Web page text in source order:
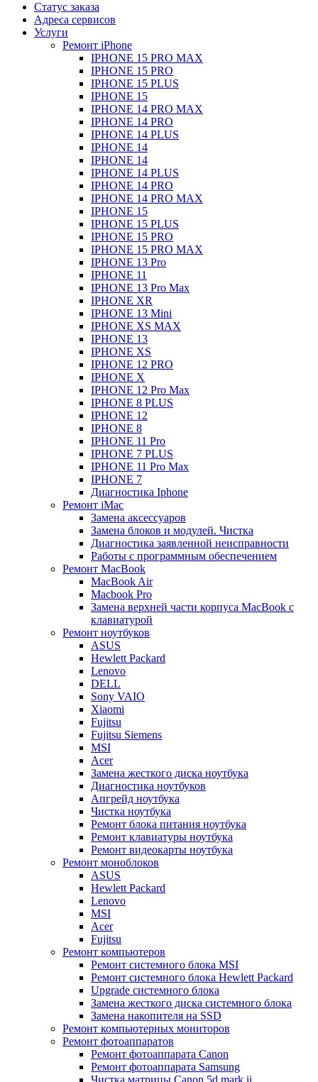
Статус заказа
Адреса сервисов
Услуги
Ремонт iPhone
IPHONE 15 PRO MAX
IPHONE 15 PRO
IPHONE 15 PLUS
IPHONE 15
IPHONE 14 PRO MAX
IPHONE 14 PRO
IPHONE 14 PLUS
IPHONE 14
IPHONE 14
IPHONE 14 PLUS
IPHONE 14 PRO
IPHONE 14 PRO MAX
IPHONE 15
IPHONE 15 PLUS
IPHONE 15 PRO
IPHONE 15 PRO MAX
IPHONE 13 Pro
IPHONE 11
IPHONE 13 Pro Max
IPHONE XR
IPHONE 13 Mini
IPHONE XS MAX
IPHONE 13
IPHONE XS
IPHONE 12 PRO
IPHONE X
IPHONE 12 Pro Max
IPHONE 8 PLUS
IPHONE 12
IPHONE 8
IPHONE 11 Pro
IPHONE 7 PLUS
IPHONE 11 Pro Max
IPHONE 7
Диагностика Iphone
Ремонт iMac
Замена аксессуаров
Замена блоков и модулей. Чистка
Диагностика заявленной неисправности
Работы с программным обеспечением
Ремонт MacBook
MacBook Air
Macbook Pro
Замена верхней части корпуса MacBook с
клавиатурой
Ремонт ноутбуков
ASUS
Hewlett Packard
Lenovo
DELL
Sony VAIO
Xiaomi
Fujitsu
Fujitsu Siemens
MSI
Acer
Замена жесткого диска ноутбука
Диагностика ноутбуков
Апгрейд ноутбука
Чистка ноутбука
Ремонт блока питания ноутбука
Ремонт клавиатуры ноутбука
Ремонт видеокарты ноутбука
Ремонт моноблоков
ASUS
Hewlett Packard
Lenovo
MSI
Acer
Fujitsu
Ремонт компьютеров
Ремонт системного блока MSI
Ремонт системного блока Hewlett Packard
Upgrade системного блока
Замена жесткого диска системного блока
Замена накопителя на SSD
Ремонт компьютерных мониторов
Ремонт фотоаппаратов
Ремонт фотоаппарата Canon
Ремонт фотоаппарата Samsung
Чистка матрицы Canon 5d mark ii